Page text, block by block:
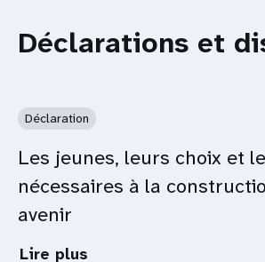
Déclarations et
Déclaration
Les jeunes, leurs choix et
nécessaires à la
avenir
Lire plus
about